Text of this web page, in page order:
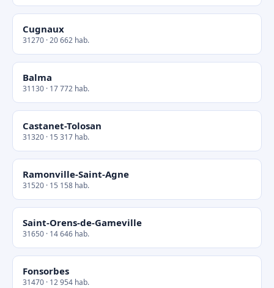
Cugnaux
31270 · 20 662 hab.
Balma
31130 · 17 772 hab.
Castanet-Tolosan
31320 · 15 317 hab.
Ramonville-Saint-Agne
31520 · 15 158 hab.
Saint-Orens-de-Gameville
31650 · 14 646 hab.
Fonsorbes
31470 · 12 954 hab.